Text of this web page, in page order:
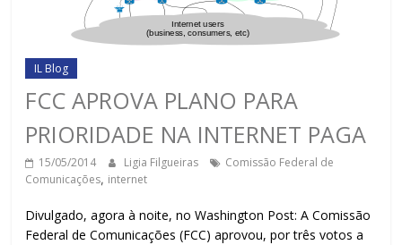
IL Blog
FCC APROVA PLANO PARA
PRIORIDADE NA INTERNET PAGA
15/05/2014 Ligia Filgueiras
Comissão Federal de
Comunicações, internet
Divulgado, agora à noite, no Washington Post: A Comissão
Federal de Comunicações (FCC) aprovou, por três votos a